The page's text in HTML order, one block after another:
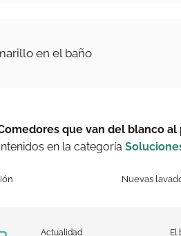
en el baño
que van del blanco al
en la categoría
Nuevas
Actualidad El